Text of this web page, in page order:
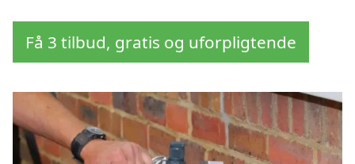
Få 3 tilbud, gratis og uforpligtende